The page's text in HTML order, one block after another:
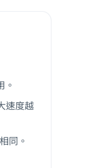
。
速度越
同。